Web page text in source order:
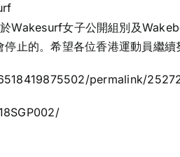
Wakesurf女子公開組別及
止的。希望各位香港運動員繼
permalink/